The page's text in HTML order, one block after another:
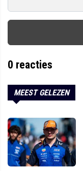
0 reacties
MEEST GELEZEN